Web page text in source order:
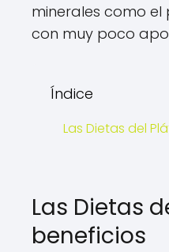
minerales como el
con muy poco
Índice
Las Dietas del
Las Dietas
beneficios